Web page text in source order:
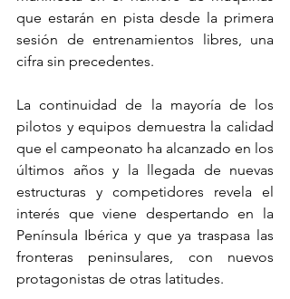
que estarán en pista desde la primera
sesión de entrenamientos libres, una
cifra sin precedentes.
La continuidad de la mayoría de los
pilotos y equipos demuestra la calidad
que el campeonato ha alcanzado en los
últimos años y la llegada de nuevas
estructuras y competidores revela el
interés que viene despertando en la
Península Ibérica y que ya traspasa las
fronteras peninsulares, con nuevos
protagonistas de otras latitudes.